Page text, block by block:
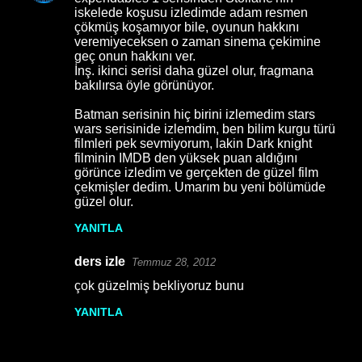
iskelede koşusu izledimde adam resmen
çökmüş koşamıyor bile, oyunun hakkını
veremiyeceksen o zaman sinema çekimine
geç onun hakkını ver.
İnş. ikinci serisi daha güzel olur, fragmana
bakılırsa öyle görünüyor.
Batman serisinin hiç birini izlemedim stars
wars serisinide izlemdim, ben bilim kurgu türü
filmleri pek sevmiyorum, lakin Dark knight
filminin IMDB den yüksek puan aldığını
görünce izledim ve gerçekten de güzel film
çekmişler dedim. Umarım bu yeni bölümüde
güzel olur.
YANITLA
ders izle Temmuz 28, 2012
çok güzelmiş bekliyoruz bunu
YANITLA